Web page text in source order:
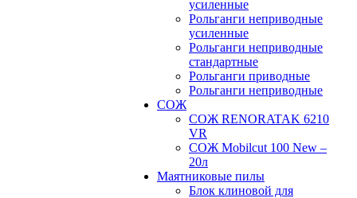
усиленные
Рольганги неприводные
усиленные
Рольганги неприводные
стандартные
Рольганги приводные
Рольганги неприводные
СОЖ
СОЖ RENORATAK 6210
VR
СОЖ Mobilcut 100 New –
20л
Маятниковые пилы
Блок клиновой для